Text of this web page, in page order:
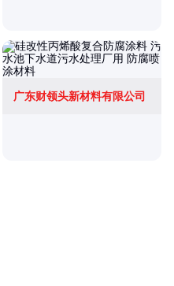
广东财领头新材料有限公司